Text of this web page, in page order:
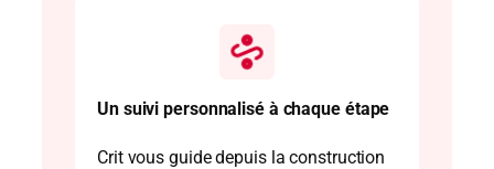
Un suivi personnalisé à chaque étape
Crit vous guide depuis la construction